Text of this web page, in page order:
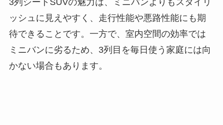
ッシュに見えやすく、走行性能や悪路性能にも期
待できることです。一方で、室内空間の効率では
ミニバンに劣るため、3列目を毎日使う家庭には向
かない場合もあります。